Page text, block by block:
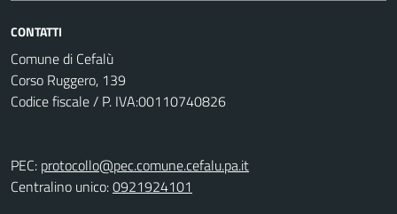
CONTATTI
Comune di Cefalù
Corso Ruggero, 139
Codice fiscale / P. IVA:00110740826
PEC: protocollo@pec.comune.cefalu.pa.it
Centralino unico:0921924101